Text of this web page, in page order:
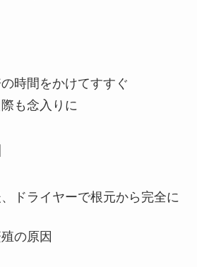
時間をかけてすすぐ
も念入りに
ドライヤーで根元から完全に
の原因